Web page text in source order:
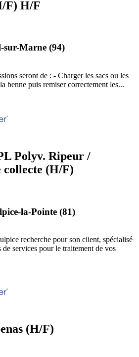
F) H/F
sur-Marne (94)
seront de : - Charger les sacs ou les
benne puis remiser correctement les...
Polyv. Ripeur /
(H/F)
la-Pointe (81)
recherche pour son client, spécialisé
de services pour le traitement de vos
(H/F)